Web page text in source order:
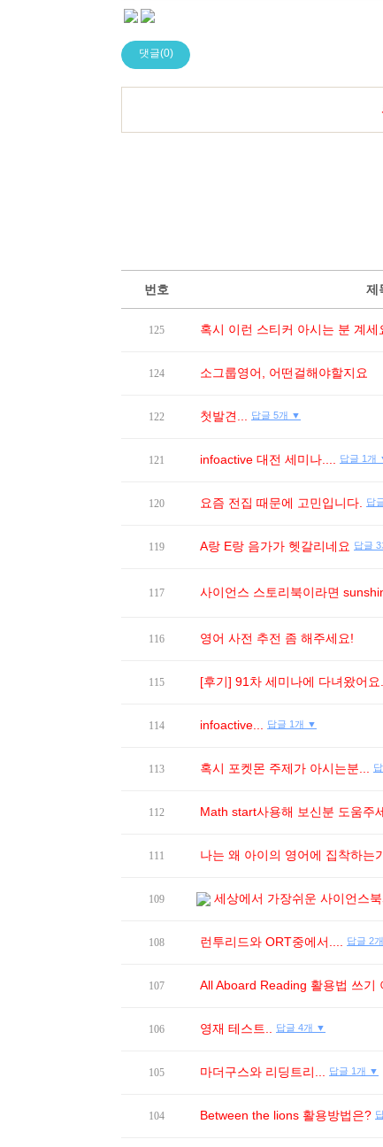
댓글(0)
번호 제
125 혹시 이런 스티커 아시는 분 계세
124 소그룹영어, 어떤걸해야할지요
122 첫발견... 답글 5개 ▼
121 infoactive 대전 세미나.... 답글 1개
120 요즘 전집 때문에 고민입니다. 답
119 A랑 E랑 음가가 헷갈리네요 답글
117 사이언스 스토리북이라면
116 영어 사전 추전 좀 해주세요!
115 [후기] 91차 세미나에 다녀왔어요..
114 infoactive... 답글 1개 ▼
113 혹시 포켓몬 주제가 아시는분...
112 Math start사용해 보신분 도움주
111 나는 왜 아이의 영어에 집착하는
109 세상에서 가장쉬운 사이언스
108 런투리드와 ORT중에서.... 답글 2
107 All Aboard Reading 활용법 쓰기
106 영재 테스트.. 답글 4개 ▼
105 마더구스와 리딩트리... 답글 1개 ▼
104 Between the lions 활용방법은?